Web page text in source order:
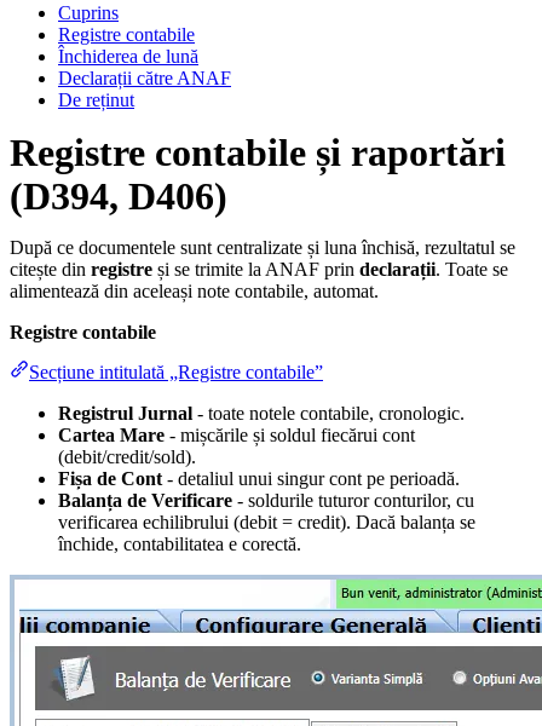
Cuprins
Registre contabile
Închiderea de lună
Declarații către ANAF
De reținut
Registre contabile și raportări
(D394, D406)
După ce documentele sunt centralizate și luna închisă, rezultatul se
citește din registre și se trimite la ANAF prin declarații. Toate se
alimentează din aceleași note contabile, automat.
Registre contabile
Secțiune intitulată „Registre contabile”
Registrul Jurnal - toate notele contabile, cronologic.
Cartea Mare - mișcările și soldul fiecărui cont
(debit/credit/sold).
Fișa de Cont - detaliul unui singur cont pe perioadă.
Balanța de Verificare - soldurile tuturor conturilor, cu
verificarea echilibrului (debit = credit). Dacă balanța se
închide, contabilitatea e corectă.